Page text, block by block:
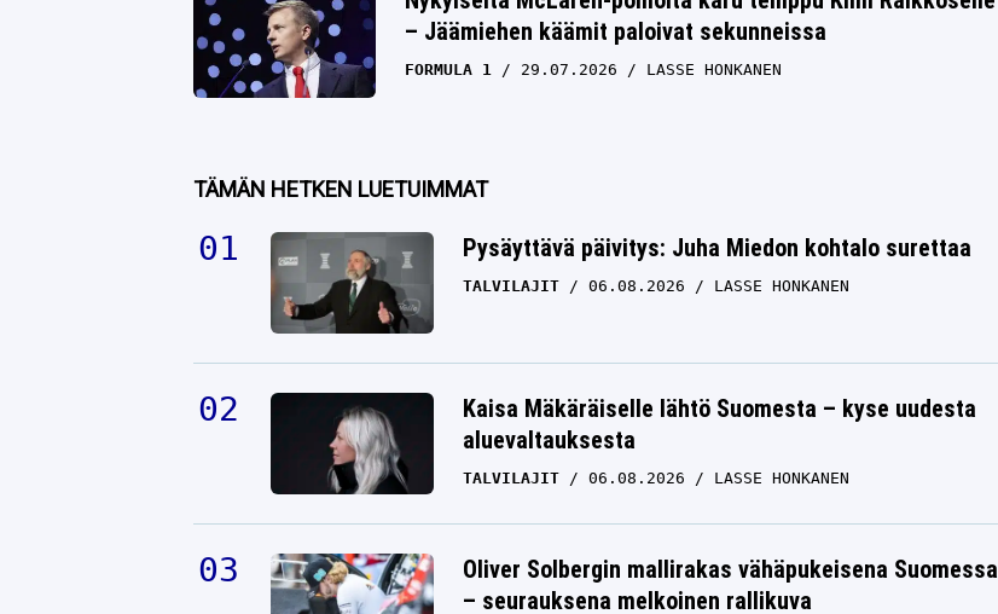
– Jäämiehen käämit paloivat sekunneissa
FORMULA 1 29.07.2026 LASSE HONKANEN
TÄMÄN HETKEN LUETUIMMAT
Pysäyttävä päivitys: Juha Miedon kohtalo surettaa
TALVILAJIT 06.08.2026 LASSE HONKANEN
Kaisa Mäkäräiselle lähtö Suomesta – kyse uudesta
aluevaltauksesta
TALVILAJIT 06.08.2026 LASSE HONKANEN
Oliver Solbergin mallirakas vähäpukeisena Suomessa
– seurauksena melkoinen rallikuva